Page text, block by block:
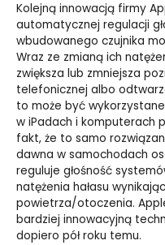
Kolejną innowacją firmy
automatycznej regulacji
wbudowanego czujnika
Wraz ze zmianą ich
zwiększa lub zmniejsza
telefonicznej albo
to może być
w iPadach i komputerach
fakt, że to samo
dawna w samochodach
reguluje głośność
natężenia hałasu
powietrza/otoczenia.
bardziej innowacyjną
dopiero pół roku temu.